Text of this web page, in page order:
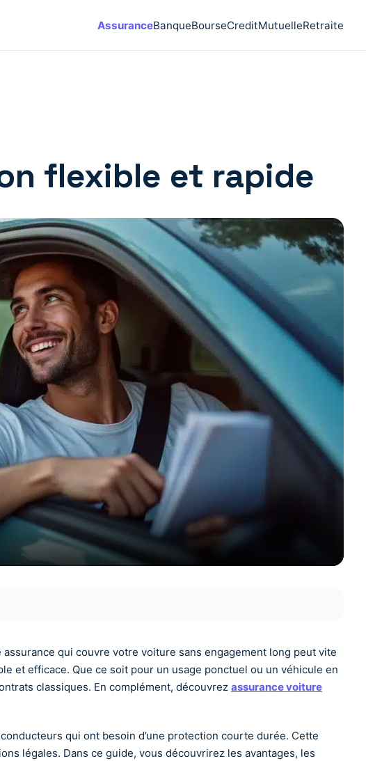
AssuranceBanqueBourseCreditMutuelleRetraite
flexible et rapide
qui couvre votre voiture sans engagement long peut vite
et efficace. Que ce soit pour un usage ponctuel ou un véhicule en
classiques. En complément, découvrez assurance voiture
qui ont besoin d’une protection courte durée. Cette
légales. Dans ce guide, vous découvrirez les avantages, les